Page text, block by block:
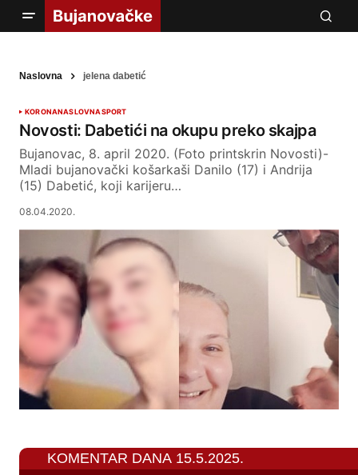
Naslovna jelena dabetić
KORONANASLOVNASPORT
Novosti: Dabetići na okupu preko skajpa
Bujanovac, 8. april 2020. (Foto printskrin Novosti)-
Mladi bujanovački košarkaši Danilo (17) i Andrija
(15) Dabetić, koji karijeru…
08.04.2020.
KOMENTAR DANA 15.5.2025.